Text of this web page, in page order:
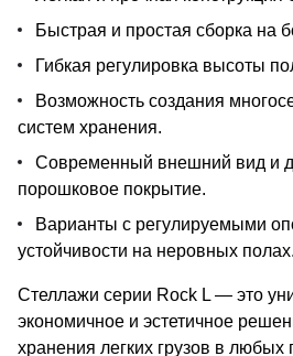
Быстрая и простая сборка на
Гибкая регулировка высоты
Возможность создания
систем хранения.
Современный внешний вид и
порошковое покрытие.
Варианты с регулируемыми
устойчивости на неровных полах.
Стеллажи серии Rock L — это
экономичное и эстетичное
хранения легких грузов в